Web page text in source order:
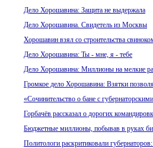
Дело Хорошавина: Защита не выдержала
Дело Хорошавина. Свидетель из Москвы
Хорошавин взял со строительства
Дело Хорошавина: Ты - мне, я - тебе
Дело Хорошавина: Миллионы на мелкие
Громкое дело Хорошавина: Взятки
«Сочинительство о бане с
Горбачёв рассказал о дорогих
Бюджетные миллионы, побывав в руках
Политологи раскритиковали